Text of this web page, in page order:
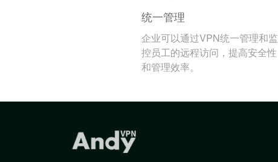
统一管理
企业可以通过VPN统一管理和监
控员工的远程访问，提高安全性
和管理效率。